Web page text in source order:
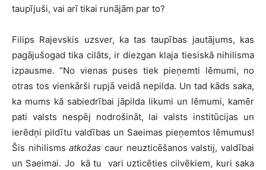
taupījuši, vai arī tikai runājām par to?
Filips Rajevskis uzsver, ka tas taupības jautājums, kas
pagājušogad tika cilāts, ir diezgan klaja tiesiskā nihilisma
izpausme. “No vienas puses tiek pieņemti lēmumi, no
otras tos vienkārši rupjā veidā nepilda. Un tad kāds saka,
ka mums kā sabiedrībai jāpilda likumi un lēmumi, kamēr
pati valsts nespēj nodrošināt, lai valsts institūcijas un
ierēdņi pildītu valdības un Saeimas pieņemtos lēmumus!
Šis nihilismsatkožascaur neuzticēšanos valstij, valdībai
un Saeimai. Jo kā tu vari uzticēties cilvēkiem, kuri saka